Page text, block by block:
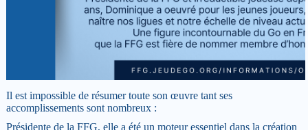
Il est impossible de résumer toute son œuvre tant ses
accomplissements sont nombreux :
Présidente de la FFG, elle a été un moteur essentiel dans la création